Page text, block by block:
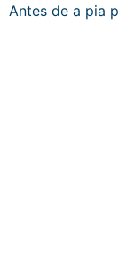
Antes de a pia